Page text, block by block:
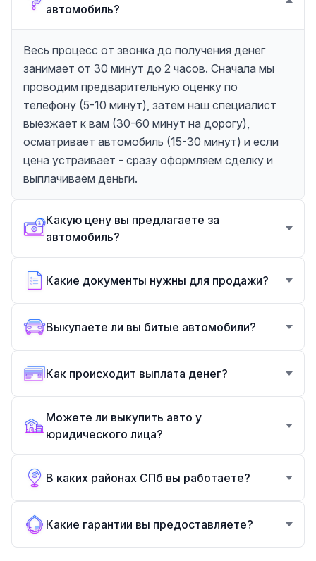
автомобиль?
Весь процесс от звонка до получения денег
занимает от 30 минут до 2 часов. Сначала мы
проводим предварительную оценку по
телефону (5-10 минут), затем наш специалист
выезжает к вам (30-60 минут на дорогу),
осматривает автомобиль (15-30 минут) и если
цена устраивает - сразу оформляем сделку и
выплачиваем деньги.
Какую цену вы предлагаете за
автомобиль?
Какие документы нужны для продажи?
Выкупаете ли вы битые автомобили?
Как происходит выплата денег?
Можете ли выкупить авто у
юридического лица?
В каких районах СПб вы работаете?
Какие гарантии вы предоставляете?